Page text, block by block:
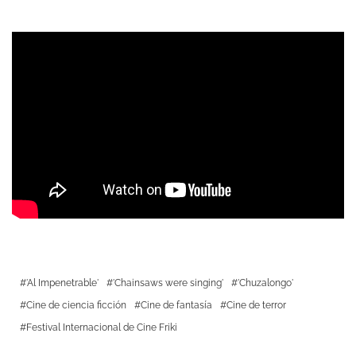
'Al Impenetrable' 'Chainsaws were singing'
'Chuzalongo'
Cine de ciencia ficción
Cine de fantasía
Cine de terror
Festival Internacional de Cine Friki